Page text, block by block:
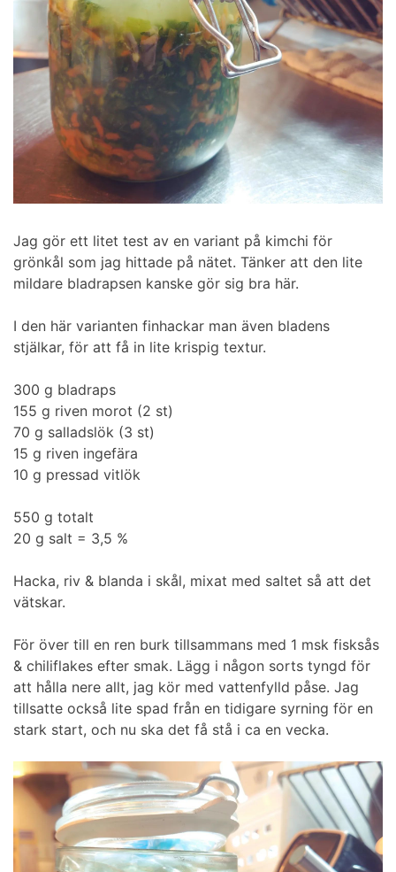
Jag gör ett litet test av en variant på kimchi för
grönkål som jag hittade på nätet. Tänker att den lite
mildare bladrapsen kanske gör sig bra här.
I den här varianten finhackar man även bladens
stjälkar, för att få in lite krispig textur.
300 g bladraps
155 g riven morot (2 st)
70 g salladslök (3 st)
15 g riven ingefära
10 g pressad vitlök
550 g totalt
20 g salt = 3,5 %
Hacka, riv & blanda i skål, mixat med saltet så att det
vätskar.
För över till en ren burk tillsammans med 1 msk fisksås
& chiliflakes efter smak. Lägg i någon sorts tyngd för
att hålla nere allt, jag kör med vattenfylld påse. Jag
tillsatte också lite spad från en tidigare syrning för en
stark start, och nu ska det få stå i ca en vecka.